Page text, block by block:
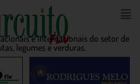
e internacionais do setor de
legumes e verduras.